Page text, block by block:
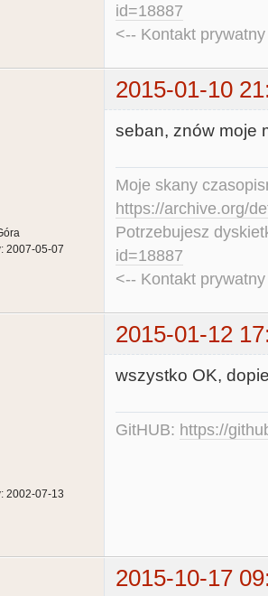
id=18887
<-- Kontakt
2015-01-10
2007-05-07
seban, znów moje
Moje skany
https://archive.org/
Potrzebujesz
id=18887
<-- Kontakt
2015-01-12
2002-07-13
wszystko OK,
GitHUB: https://
2015-10-17